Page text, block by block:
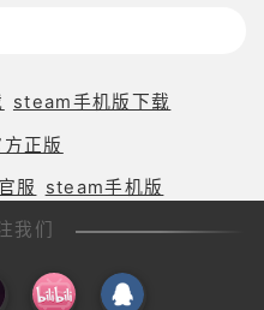
steam手机版下载
正版
服
steam手机版
我们